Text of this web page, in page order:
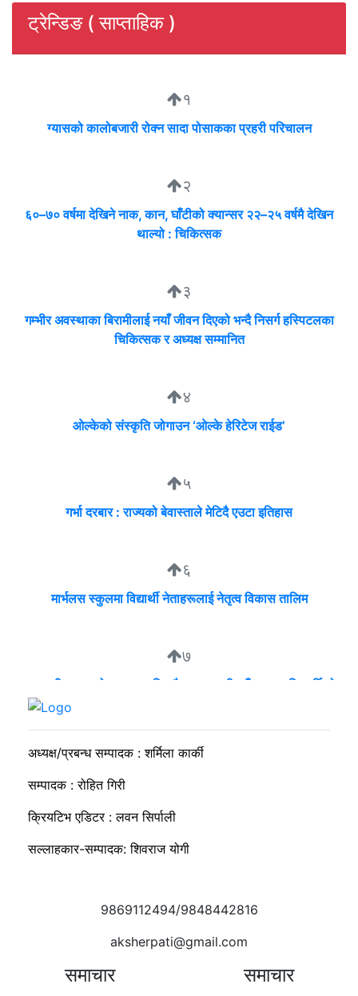
ट्रेन्डिङ ( साप्ताहिक )
१
ग्यासको कालोबजारी रोक्न सादा पोसाकका प्रहरी परिचालन
२
६०–७० वर्षमा देखिने नाक, कान, घाँटीको क्यान्सर २२–२५ वर्षमै देखिन
थाल्यो : चिकित्सक
३
गम्भीर अवस्थाका बिरामीलाई नयाँ जीवन दिएको भन्दै निसर्ग हस्पिटलका
चिकित्सक र अध्यक्ष सम्मानित
४
ओल्केको संस्कृति जोगाउन ‘ओल्के हेरिटेज राईड’
५
गर्भा दरबार : राज्यको बेवास्ताले मेटिदै एउटा इतिहास
६
मार्भलस स्कुलमा विद्यार्थी नेताहरूलाई नेतृत्व विकास तालिम
७
व्यवसायी मुन्दडाको घरमा एकाबिहानै खानतलासी, पाँच घन्टापछि फर्कियो
अध्यक्ष/प्रबन्ध सम्पादक : शर्मिला कार्की
सम्पादक : रोहित गिरी
क्रियटिभ एडिटर : लवन सिर्पाली
सल्लाहकार-सम्पादक: शिवराज योगी
9869112494/9848442816
aksherpati@gmail.com
समाचार समाचार